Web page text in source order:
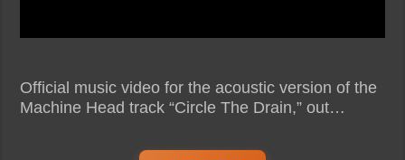
Official music video for the acoustic version of the
Machine Head track “Circle The Drain,” out…